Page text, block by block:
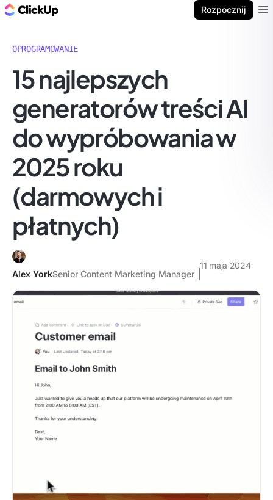
Rozpocznij
OPROGRAMOWANIE
15 najlepszych
generatorów treści AI
do wypróbowania w
2025 roku
(darmowych i
płatnych)
Alex YorkSenior Content Marketing Manager
11 maja 2024